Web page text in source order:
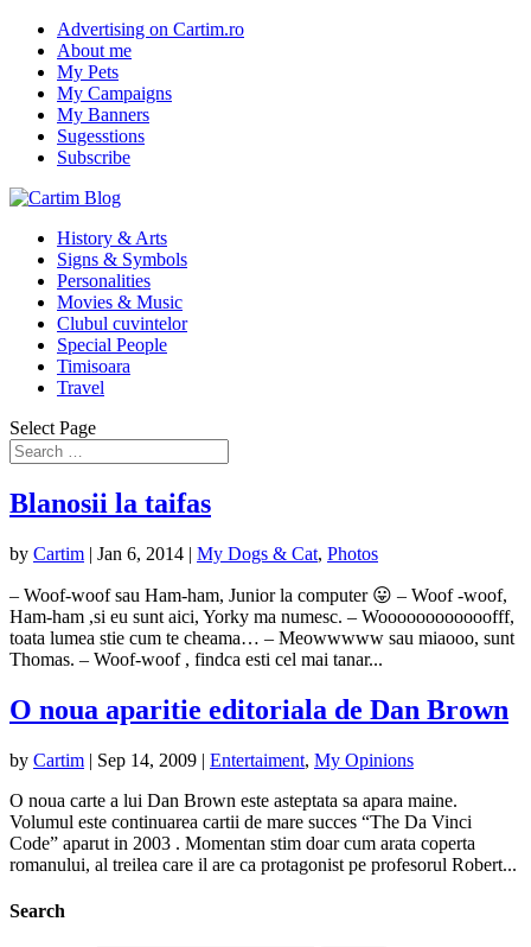
Advertising on Cartim.ro
About me
My Pets
My Campaigns
My Banners
Sugesstions
Subscribe
History & Arts
Signs & Symbols
Personalities
Movies & Music
Clubul cuvintelor
Special People
Timisoara
Travel
Select Page
Blanosii la taifas
by Cartim | Jan 6, 2014 | My Dogs & Cat, Photos
– Woof-woof sau Ham-ham, Junior la computer 😛 – Woof -woof,
Ham-ham ,si eu sunt aici, Yorky ma numesc. – Woooooooooooofff,
toata lumea stie cum te cheama… – Meowwwww sau miaooo, sunt
Thomas. – Woof-woof , findca esti cel mai tanar...
O noua aparitie editoriala de Dan Brown
by Cartim | Sep 14, 2009 | Entertaiment, My Opinions
O noua carte a lui Dan Brown este asteptata sa apara maine.
Volumul este continuarea cartii de mare succes “The Da Vinci
Code” aparut in 2003 . Momentan stim doar cum arata coperta
romanului, al treilea care il are ca protagonist pe profesorul Robert...
Search